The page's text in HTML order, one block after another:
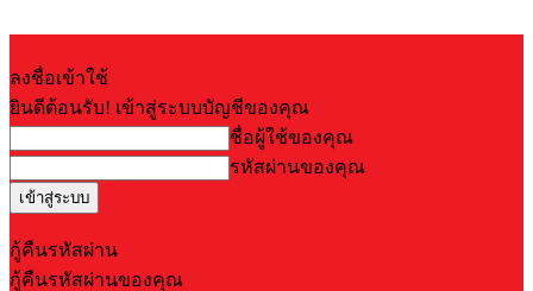
ลงชื่อเข้าใช้
ยินดีต้อนรับ! เข้าสู่ระบบบัญชีของคุณ
ชื่อผู้ใช้ของคุณ
รหัสผ่านของคุณ
กู้คืนรหัสผ่าน
กู้คืนรหัสผ่านของคุณ